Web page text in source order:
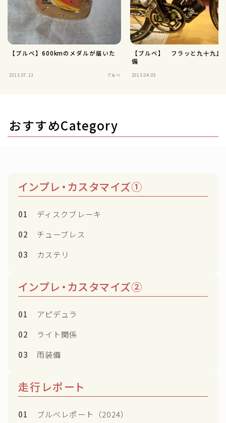
【ブルベ】600kmのメダルが届いた
2013.07.13 ブルベ
【ブルベ】 フラッと九十九里
備
2013.04.05
おすすめCategory
インプレ・カスタマイズ①
01
ディスクブレーキ
02
チューブレス
03
カステリ
インプレ・カスタマイズ②
01
アピデュラ
02
ライト関係
03
雨装備
走行レポート
01 ブルべレポート（2024）